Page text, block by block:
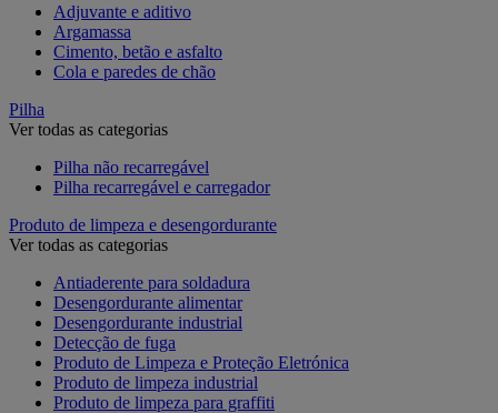
Adjuvante e aditivo
Argamassa
Cimento, betão e asfalto
Cola e paredes de chão
Pilha
Ver todas as categorias
Pilha não recarregável
Pilha recarregável e carregador
Produto de limpeza e desengordurante
Ver todas as categorias
Antiaderente para soldadura
Desengordurante alimentar
Desengordurante industrial
Detecção de fuga
Produto de Limpeza e Proteção Eletrónica
Produto de limpeza industrial
Produto de limpeza para graffiti